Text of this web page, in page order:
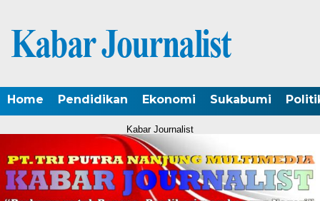
Home Pendidikan Ekonomi Sukabumi
Kabar Journalist